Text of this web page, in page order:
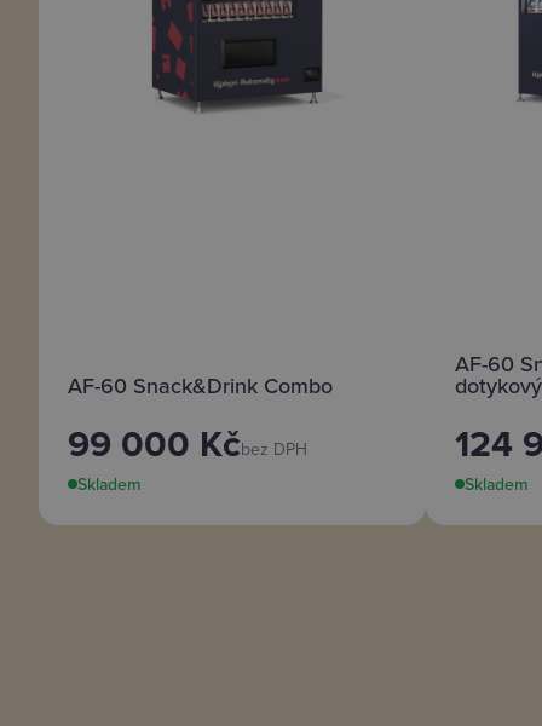
AF-60 Snack&Drink Combo
99 000 Kčbez DPH
Skladem
AF-60
124
Skladem